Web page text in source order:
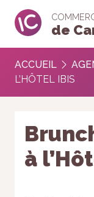
de
ACCUEIL
L’HÔTEL IBIS
à